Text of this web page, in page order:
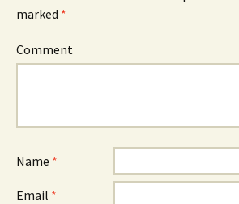
marked *
Comment
Name *
Email *